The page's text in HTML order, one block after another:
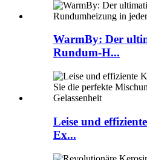
WarmBy: Der
Rundum-H...
Leise und
Ex...